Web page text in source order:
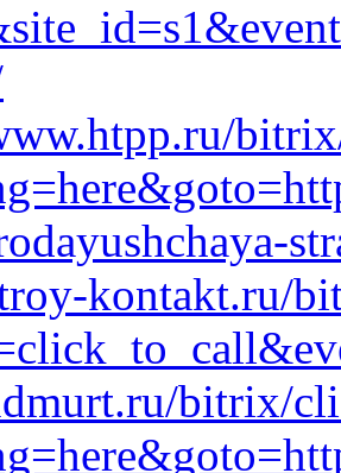
kontakt.ru/
bitrix/